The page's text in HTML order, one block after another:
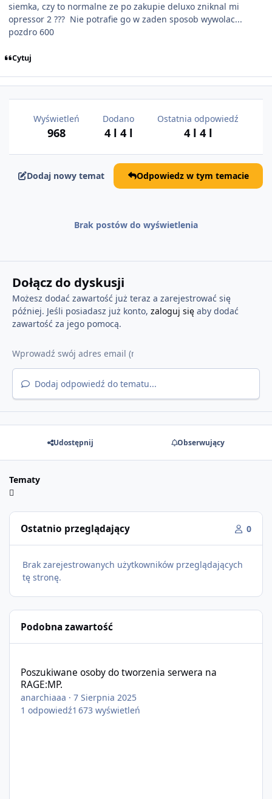
siemka, czy to normalne ze po zakupie deluxo zniknal mi
opressor 2 ??? Nie potrafie go w zaden sposob wywolac...
pozdro 600
Cytuj
Wyświetleń
968
Dodano
4 l 4 l
Ostatnia odpowiedź
4 l 4 l
Dodaj nowy temat Odpowiedz w tym temacie
Brak postów do wyświetlenia
Dołącz do dyskusji
Możesz dodać zawartość już teraz a zarejestrować się
później. Jeśli posiadasz już konto, zaloguj sięaby dodać
zawartość za jego pomocą.
Dodaj odpowiedź do tematu...
Udostępnij Obserwujący
Tematy
Ostatnio przeglądający 0
Brak zarejestrowanych użytkowników przeglądających
tę stronę.
Podobna zawartość
Poszukiwane osoby do tworzenia serwera na
RAGE:MP.
anarchiaaa ·7 Sierpnia 2025
1 odpowiedź1 673 wyświetleń